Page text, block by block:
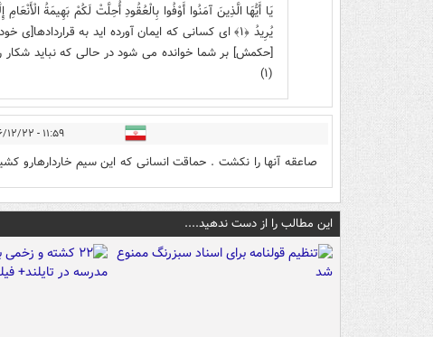
يَا أَيُّهَا الَّذِينَ آمَنُوا أَوْفُوا بِالْعُقُودِ أُحِلَّتْ لَكُمْ بَهِيمَةُ
يُرِيدُ ﴿۱﴾ اى كسانى كه ايمان آورده‏ ايد به
[حكمش] بر شما خوانده مى ‏شود در حالى كه نبايد
(۱)
۱۱:۵۹ - ۱۳۹۶/۱۲/۲۲
صاعقه آنها را نکشت . حماقت انسانی که این سیم خاردارهارو
این مطالب را از دست ندهید....